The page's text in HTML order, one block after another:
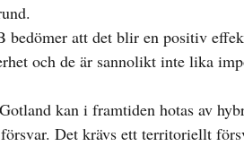
bedömer att det blir en positiv
och de är sannolikt inte lika
kan i framtiden hotas av
Det krävs ett territoriellt